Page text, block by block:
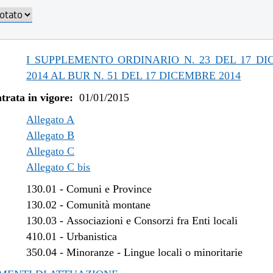
al 31/12/2019
al 18/12/2019
al 20/11/2019
al 09/08/2019
2019 al 10/07/2019
al 15/08/2018
al 29/06/2018
al 14/02/2018
al 04/01/2018
2017 al 09/08/2017
al 26/04/2017
2016 al 08/01/2017
2016 al 14/12/2016
2016 al 12/08/2016
2016 al 29/06/2016
al 12/04/2016
I SUPPLEMENTO ORDINARIO N. 23 DEL 17
2014 AL BUR N. 51 DEL 17 DICEMBRE 2014
in vigore: 01/01/2015
Allegato A
Allegato B
Allegato C
Allegato C bis
130.01 -Comuni e Province
130.02 -Comunità montane
130.03 -Associazioni e Consorzi fra Enti locali
410.01 -Urbanistica
350.04 -Minoranze - Lingue locali o minoritarie